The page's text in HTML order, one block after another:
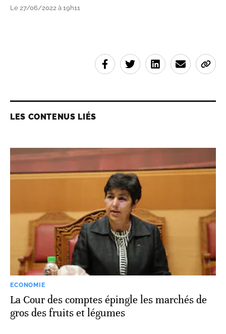
Le 27/06/2022 à 19h11
LES CONTENUS LIÉS
ECONOMIE
La Cour des comptes épingle les marchés de
gros des fruits et légumes